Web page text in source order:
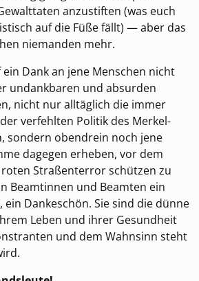
anzustiften (was euch
auf die Füße fällt) — aber das
niemanden mehr.
Dank an jene Menschen nicht
undankbaren und absurden
nicht nur alltäglich die immer
verfehlten Politik des Merkel-
sondern obendrein noch jene
dagegen erheben, vor dem
Straßenterror schützen zu
Beamtinnen und Beamten ein
ein Dankeschön. Sie sind die dünne
Leben und ihrer Gesundheit
und dem Wahnsinn steht